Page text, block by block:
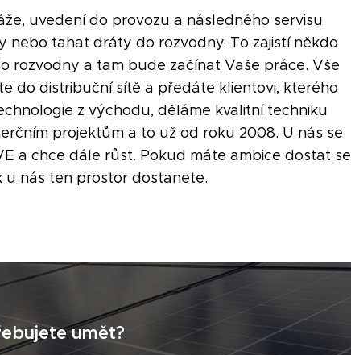
uvedení do provozu a následného servisu
tahat dráty do rozvodny. To zajistí někdo
rozvodny a tam bude začínat Vaše práce. Vše
do distribuční sítě a předáte klientovi, kterého
z východu, děláme kvalitní techniku
projektům a to už od roku 2008. U nás se
a chce dále růst. Pokud máte ambice dostat se
u nás ten prostor dostanete.
umět?